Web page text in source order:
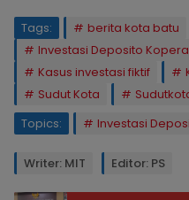
Tags: berita kota batu
Investasi Deposito
Kasus investasi fiktif
Sudut Kota
Topics:
Investasi
Writer: MIT Editor: PS